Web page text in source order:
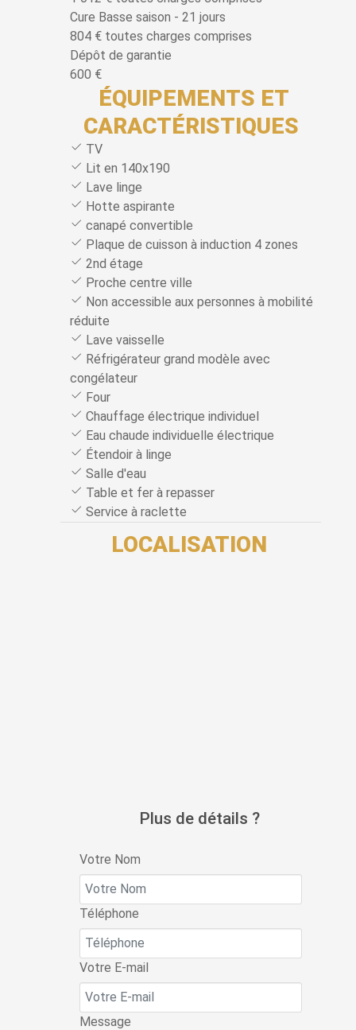
Cure Basse saison - 21 jours
804 € toutes charges comprises
Dépôt de garantie
600 €
ÉQUIPEMENTS ET
CARACTÉRISTIQUES
TV
Lit en 140x190
Lave linge
Hotte aspirante
canapé convertible
Plaque de cuisson à induction 4 zones
2nd étage
Proche centre ville
Non accessible aux personnes à mobilité
réduite
Lave vaisselle
Réfrigérateur grand modèle avec
congélateur
Four
Chauffage électrique individuel
Eau chaude individuelle électrique
Étendoir à linge
Salle d'eau
Table et fer à repasser
Service à raclette
LOCALISATION
Plus de détails ?
Votre Nom
Téléphone
Votre E-mail
Message